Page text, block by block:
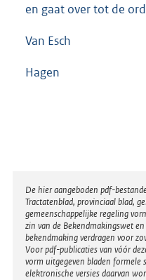
en gaat over tot de
Van Esch
Hagen
Disclaimer
De hier aangeboden pdf-
Tractatenblad, provinciaal blad,
gemeenschappelijke regeling
zin van de Bekendmakingswet
bekendmaking verdragen voor
Voor pdf-publicaties van vóór
vorm uitgegeven bladen formele
elektronische versies daarvan